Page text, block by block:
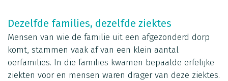
Dezelfde families, dezelfde ziektes
Mensen van wie de familie uit een afgezonderd dorp
komt, stammen vaak af van een klein aantal
oerfamilies. In die families kwamen bepaalde erfelijke
ziekten voor en mensen waren drager van deze ziektes.